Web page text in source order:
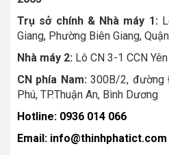
Trụ sở chính & Nhà máy 1:
Giang, Phường Biên Giang,
Nhà máy 2: Lô CN 3-1 CCN
CN phía Nam: 300B/2, đường
Phú, TP.Thuận An, Bình Dương
Hotline: 0936 014 066
Email: info@thinhphatict.com